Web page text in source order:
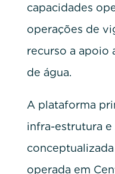
capacidades
operações de
recurso a apoio
de água.
A plataforma
infra-estrutura
operada em